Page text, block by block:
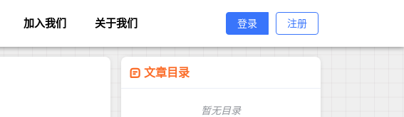
加入我们 关于我们 登录 注册
文章目录
暂无目录